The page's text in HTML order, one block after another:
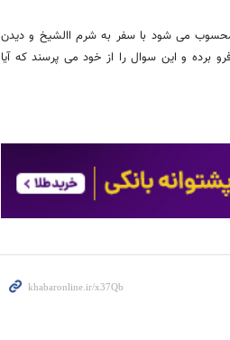
می شود با سفر به شرم االشیخ و دیدن
برده و این سوال را از خود می پرسند که آیا